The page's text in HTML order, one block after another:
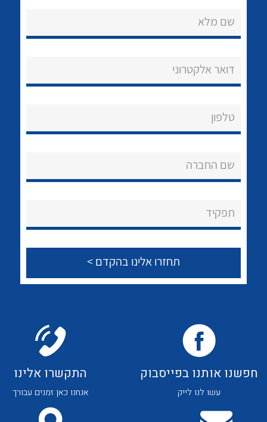
שירותי תמיכה
About Ateka Ltd.
צור קשר
לכל מוצרי היצרן לכל מוצרי היצרן
לכל מוצרי היצרן
שם מלא
דואר אלקטרוני
טלפון
שם החברה
תפקיד
חפשנו אותנו בפייסבוק
עשו לנו לייק
התקשרו אלינו
אנחנו כאן זמנים עבורך